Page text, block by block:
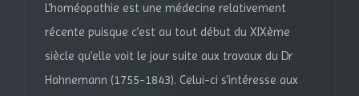
L’homéopathie est une médecine relativement
récente puisque c’est au tout début du XIXème
siècle qu’elle voit le jour suite aux travaux du Dr
Hahnemann (1755-1843). Celui-ci s’intéresse aux